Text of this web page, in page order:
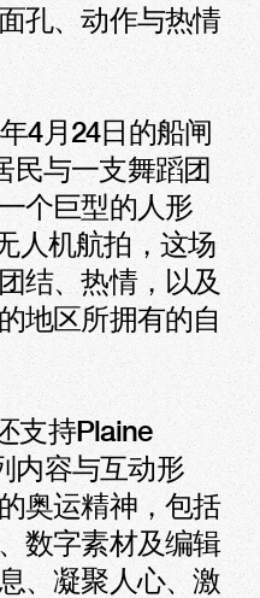
孔、动作与热情
4月24日的船闸
民与一支舞蹈团
个巨型的人形
人机航拍，这场
结、热情，以及
地区所拥有的自
支持Plaine
内容与互动形
奥运精神，包括
数字素材及编辑
、凝聚人心、激